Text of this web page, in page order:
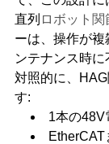
直列 ロボット関
ーは、操作が
ンテナンス時に
対照的に、
す:
1本の48V